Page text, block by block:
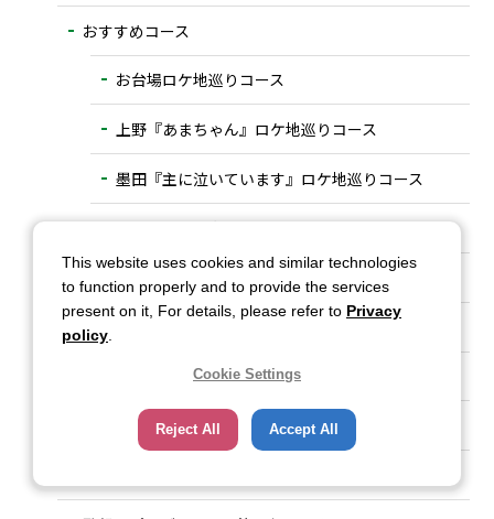
おすすめコース
お台場ロケ地巡りコース
上野『あまちゃん』ロケ地巡りコース
墨田『主に泣いています』ロケ地巡りコース
中目黒・恵比寿ロケ地巡りコース
調布市ロケ地巡りコース
国分寺市ロケ地巡りコース
多摩市ロケ地巡りコース
福生市ロケ地巡りコース
This website uses cookies and similar technologies
to function properly and to provide the services
present on it, For details, please refer to Privacy
policy
Cookie Settings
Reject All Accept All